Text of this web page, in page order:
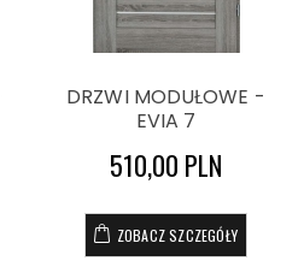
DRZWI MODUŁOWE -
EVIA 7
510,00 PLN
ZOBACZ SZCZEGÓŁY